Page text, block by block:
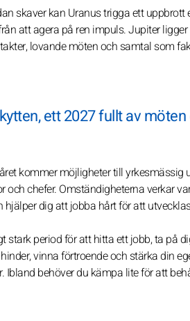
skaver kan Uranus trigga ett
att agera på ren impuls. Jupiter
lovande möten och samtal som
ett 2027 fullt av
kommer möjligheter till
och chefer. Omständigheterna verkar
hjälper dig att jobba hårt för att
stark period för att hitta ett jobb, ta på
vinna förtroende och stärka din
Ibland behöver du kämpa lite för att